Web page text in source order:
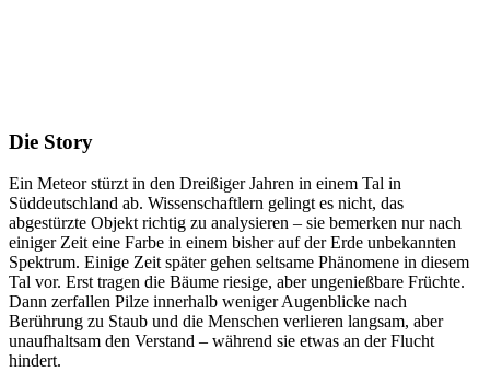
Die Story
Ein Meteor stürzt in den Dreißiger Jahren in einem Tal in
Süddeutschland ab. Wissenschaftlern gelingt es nicht, das
abgestürzte Objekt richtig zu analysieren – sie bemerken nur nach
einiger Zeit eine Farbe in einem bisher auf der Erde unbekannten
Spektrum. Einige Zeit später gehen seltsame Phänomene in diesem
Tal vor. Erst tragen die Bäume riesige, aber ungenießbare Früchte.
Dann zerfallen Pilze innerhalb weniger Augenblicke nach
Berührung zu Staub und die Menschen verlieren langsam, aber
unaufhaltsam den Verstand – während sie etwas an der Flucht
hindert.